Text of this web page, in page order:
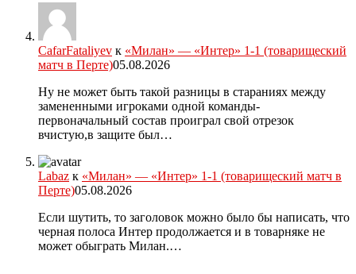
CafarFataliyev к «Милан» — «Интер» 1-1 (товарищеский
матч в Перте)05.08.2026
Ну не может быть такой разницы в стараниях между
замененными игроками одной команды-
первоначальный состав проиграл свой отрезок
вчистую,в защите был…
Labaz к «Милан» — «Интер» 1-1 (товарищеский матч в
Перте)05.08.2026
Если шутить, то заголовок можно было бы написать, что
черная полоса Интер продолжается и в товарняке не
может обыграть Милан.…